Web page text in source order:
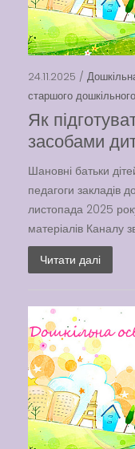
24.11.2025 /
старшого
Як
засобами
Шановні батьки
педагоги закладів
листопада 2025
матеріалів Каналу
Читати далі